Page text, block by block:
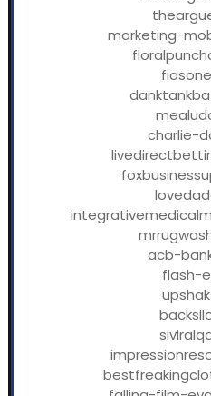
marketing-
charlie-
acb-
flash-